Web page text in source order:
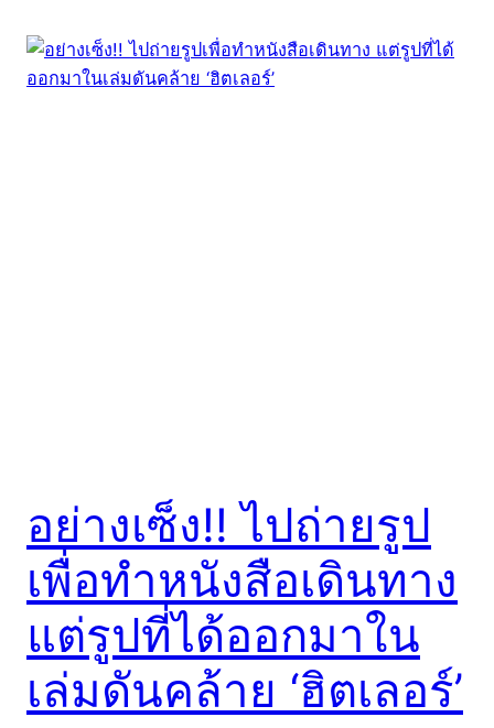
อย่างเซ็ง!! ไปถ่ายรูป
เพื่อทำหนังสือเดินทาง
แต่รูปที่ได้ออกมาใน
เล่มดันคล้าย ‘ฮิตเลอร์’